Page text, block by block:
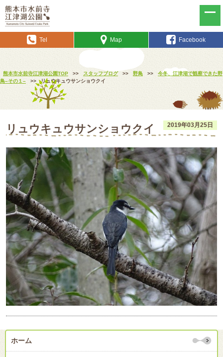
Tel Map Facebook
熊本市水前寺江津湖公園TOP >> スタッフブログ >> 野鳥 >>
今冬、江津湖で観察できた野
鳥–その１–
>> リュウキュウサンショウクイ
2019年03月25日
リュウキュウサンショウクイ
ホーム